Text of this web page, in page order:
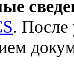
. После